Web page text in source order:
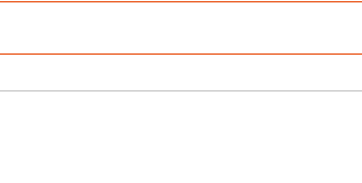
lune à l'aide de la puissante
itinérante et a élevé des lapins.